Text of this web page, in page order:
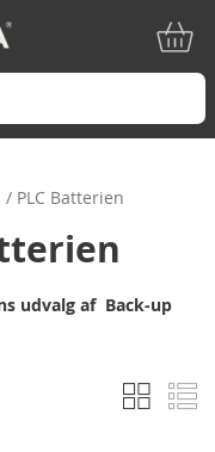
/ PLC Batterien
udvalg af Back-up
Anzeigen
als
Liste